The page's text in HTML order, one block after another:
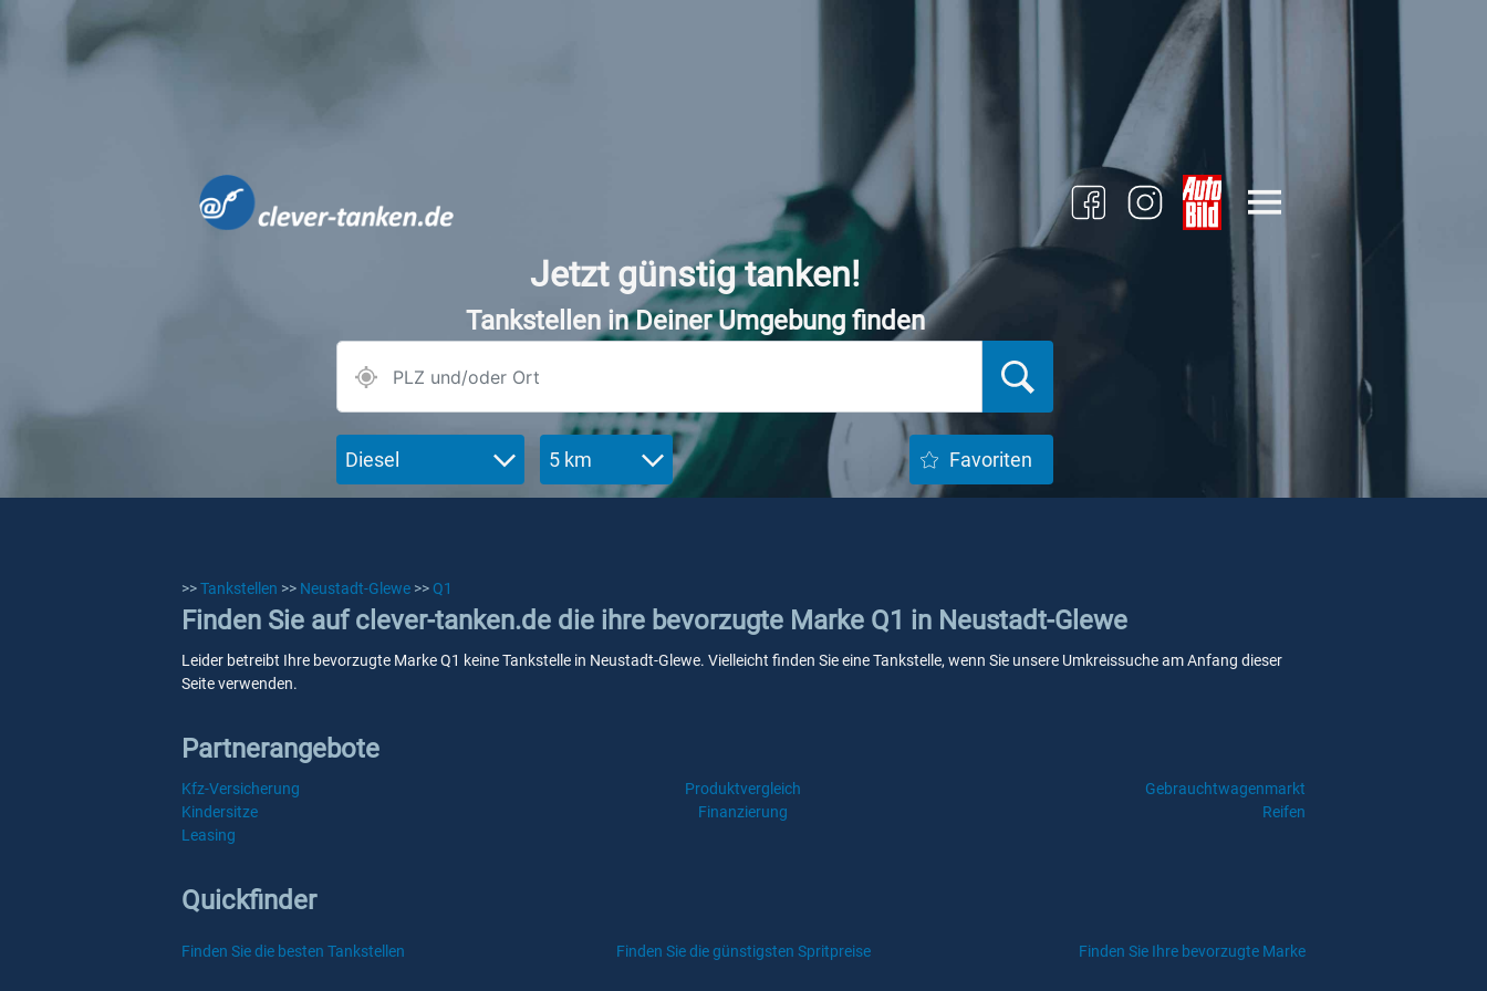
Jetzt günstig tanken!
Tankstellen in Deiner Umgebung finden
Diesel 5 km Favoriten
>>Tankstellen >> Neustadt-Glewe >> Q1
Finden Sie auf clever-tanken.de die ihre bevorzugte Marke Q1 in Neustadt-Glewe
Leider betreibt Ihre bevorzugte Marke Q1 keine Tankstelle in Neustadt-Glewe. Vielleicht finden Sie eine Tankstelle, wenn Sie unsere Umkreissuche am Anfang dieser
Seite verwenden.
Partnerangebote
Kfz-Versicherung Produktvergleich
Gebrauchtwagenmarkt
Kindersitze
Finanzierung
Reifen
Leasing
Quickfinder
Finden Sie die besten Tankstellen Finden Sie die günstigsten Spritpreise Finden Sie Ihre bevorzugte Marke